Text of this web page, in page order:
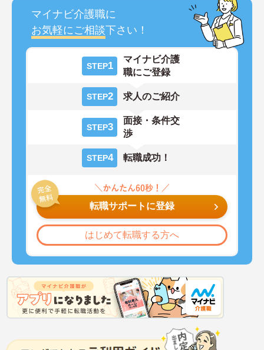
マイナビ介護職に
お気軽にご相談下さい！
STEP1
マイナビ介護
職にご登録
STEP2 求人のご紹介
STEP3
面接・条件交
渉
STEP4 転職成功！
転職サポートに登録
はじめて転職する方へ